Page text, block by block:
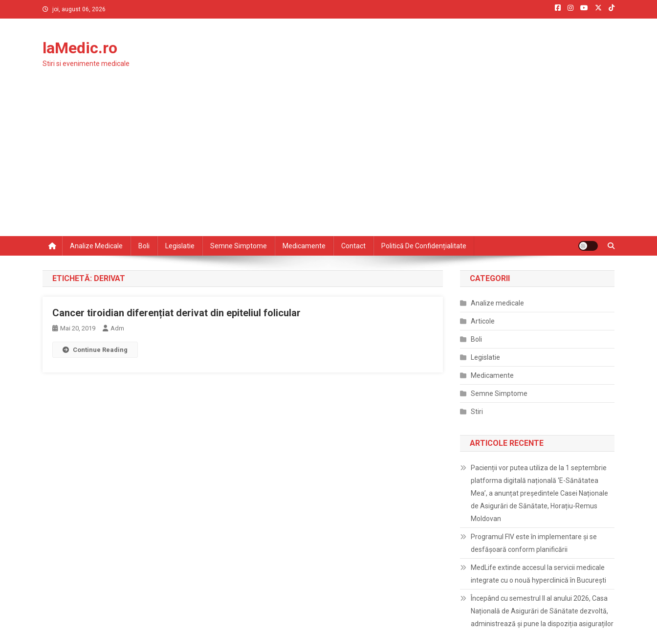
to
joi, august 06, 2026
laMedic.ro
Stiri si evenimente medicale
Analize Medicale Boli Legislatie Semne Simptome Medicamente Contact Politică De Confidențialitate
ETICHETĂ: DERIVAT
Cancer tiroidian diferențiat derivat din epiteliul folicular
Mai 20, 2019 Adm
Continue Reading
CATEGORII
Analize medicale
Articole
Boli
Legislatie
Medicamente
Semne Simptome
Stiri
ARTICOLE RECENTE
Pacienții vor putea utiliza de la 1 septembrie
platforma digitală națională ‘E-Sănătatea
Mea’, a anunțat președintele Casei Naționale
de Asigurări de Sănătate, Horațiu-Remus
Moldovan
Programul FIV este în implementare și se
desfășoară conform planificării
MedLife extinde accesul la servicii medicale
integrate cu o nouă hyperclinică în București
Începând cu semestrul II al anului 2026, Casa
Națională de Asigurări de Sănătate dezvoltă,
administrează și pune la dispoziția asiguraților